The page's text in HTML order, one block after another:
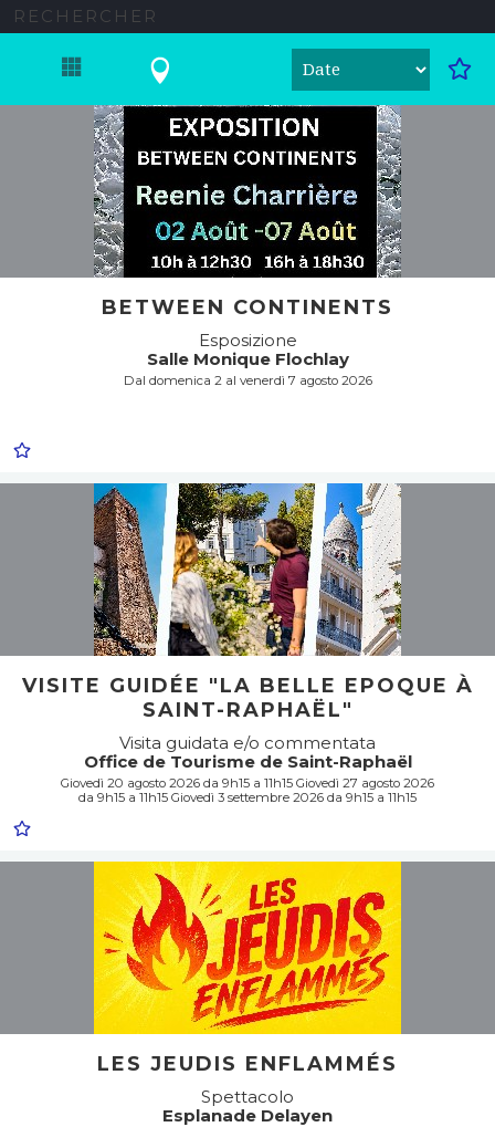
BETWEEN CONTINENTS
Esposizione
Salle Monique Flochlay
Dal domenica 2 al venerdì 7 agosto 2026
VISITE GUIDÉE "LA BELLE EPOQUE À
SAINT-RAPHAËL"
Visita guidata e/o commentata
Office de Tourisme de Saint-Raphaël
Giovedì 20 agosto 2026 da 9h15 a 11h15 Giovedì 27 agosto 2026
da 9h15 a 11h15 Giovedì 3 settembre 2026 da 9h15 a 11h15
LES JEUDIS ENFLAMMÉS
Spettacolo
Esplanade Delayen